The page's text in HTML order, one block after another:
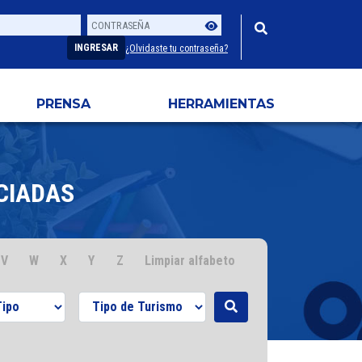
Usuario
Contraseña
INGRESAR ¿Olvidaste tu contraseña?
PRENSA HERRAMIENTAS
V W X Y Z Limpiar alfabeto